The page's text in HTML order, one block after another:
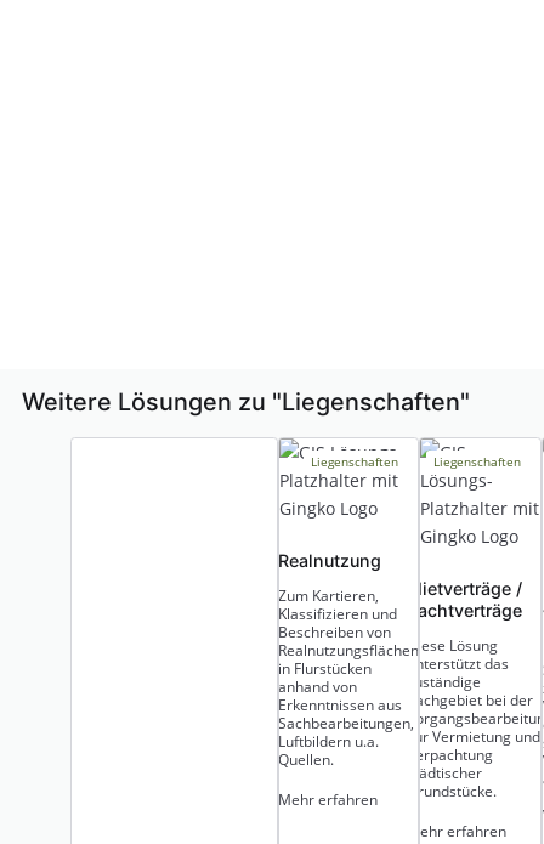
Weitere Lösungen zu "Liegenschaften"
Realnutzung
Zum Kartieren,
Klassifizieren und
Beschreiben von
Realnutzungsflächen
in Flurstücken
anhand von
Erkenntnissen aus
Sachbearbeitungen,
Luftbildern u.a.
Quellen.
Mehr erfahren
Liegenschaften
Mietverträge /
Pachtverträge
Diese Lösung
unterstützt das
zuständige
Sachgebiet bei der
zur Vermietung und
Verpachtung
städtischer
Grundstücke.
Mehr erfahren
Liegenschaften